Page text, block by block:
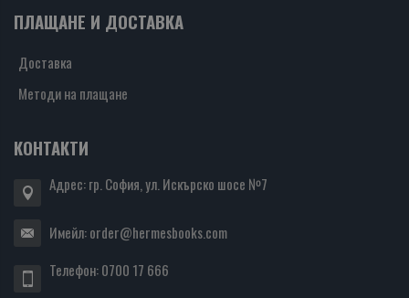
ПЛАЩАНЕ И ДОСТАВКА
Доставка
Методи на плащане
КОНТАКТИ
Адрес: гр. София, ул. Искърско шосе №7
Имейл:order@hermesbooks.com
Телефон:0700 17 666